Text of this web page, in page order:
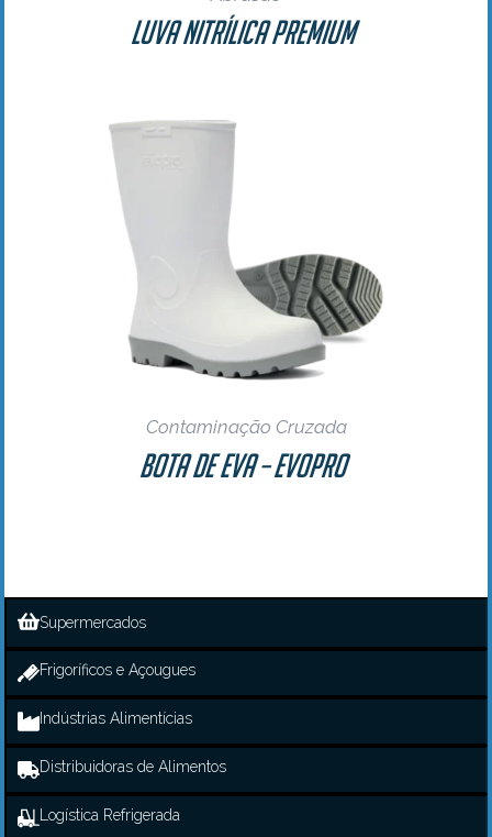
Luva Nitrílica Premium
Contaminação Cruzada
Bota de EVA – EvoPro
Supermercados
Frigoríficos e Açougues
Indústrias Alimentícias
Distribuidoras de Alimentos
Logística Refrigerada